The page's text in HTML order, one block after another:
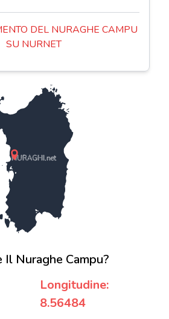
DEL NURAGHE CAMPU
SU NURNET
NURAGHI.net
Il Nuraghe Campu?
Longitudine:
8.56484